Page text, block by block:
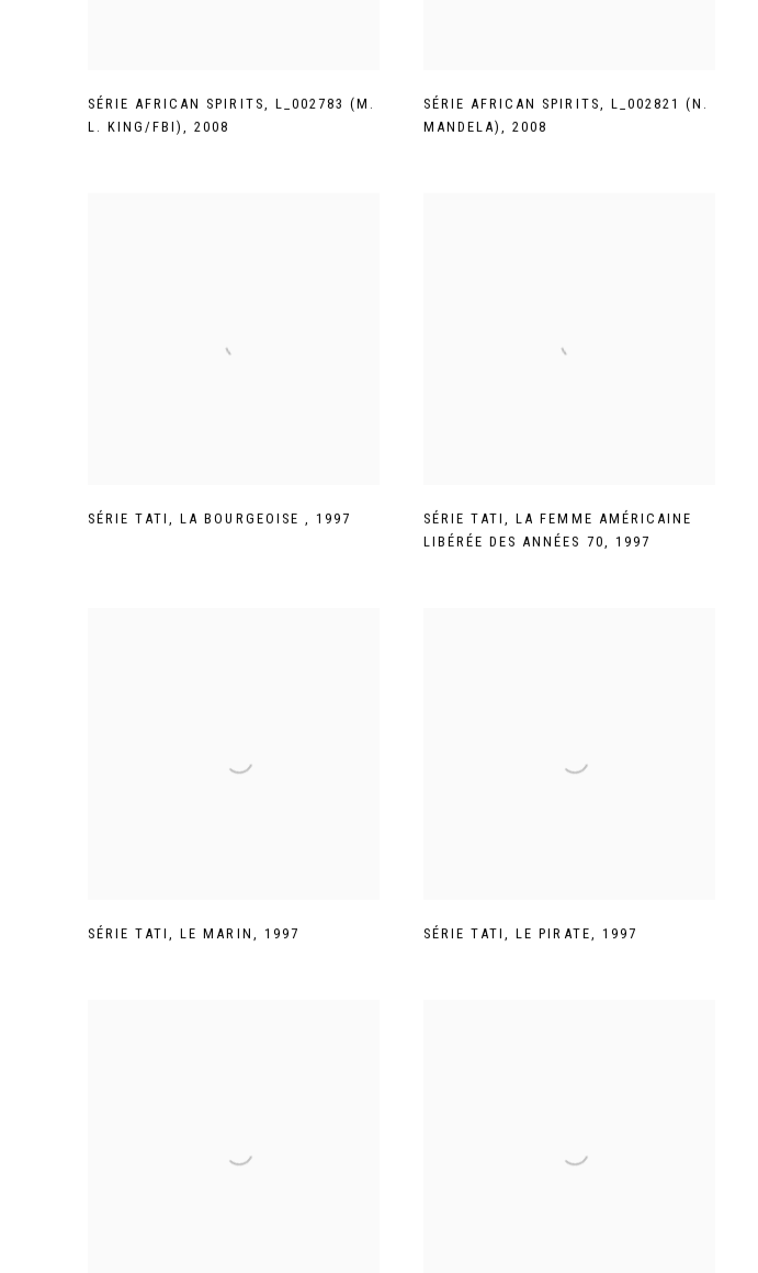
SÉRIE AFRICAN SPIRITS , L_002783 (M.
L. KING/FBI) ,2008
SÉRIE AFRICAN SPIRITS , L_002821 (N.
MANDELA) ,2008
SÉRIE TATI ,LA BOURGEOISE , 1997 SÉRIE TATI ,LA FEMME AMÉRICAINE
LIBÉRÉE DES ANNÉES 70 , 1997
SÉRIE TATI ,LE MARIN 1997 SÉRIE TATI ,LE PIRATE 1997